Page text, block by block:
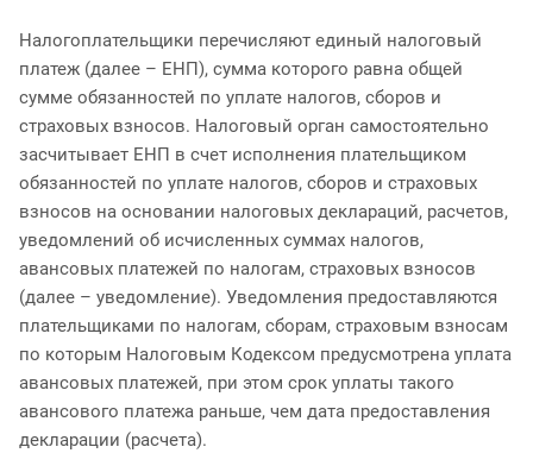
Налогоплательщики перечисляют единый налоговый
платеж (далее – ЕНП), сумма которого равна общей
сумме обязанностей по уплате налогов, сборов и
страховых взносов. Налоговый орган самостоятельно
засчитывает ЕНП в счет исполнения плательщиком
обязанностей по уплате налогов, сборов и страховых
взносов на основании налоговых деклараций, расчетов,
уведомлений об исчисленных суммах налогов,
авансовых платежей по налогам, страховых взносов
(далее – уведомление). Уведомления предоставляются
плательщиками по налогам, сборам, страховым взносам
по которым Налоговым Кодексом предусмотрена уплата
авансовых платежей, при этом срок уплаты такого
авансового платежа раньше, чем дата предоставления
декларации (расчета).